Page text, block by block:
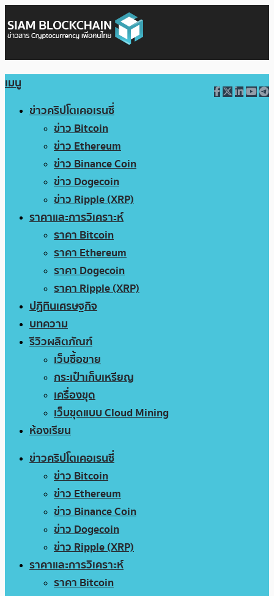
เมนู
ข่าวคริปโตเคอเรนซี่
ข่าว Bitcoin
ข่าว Ethereum
ข่าว Binance Coin
ข่าว Dogecoin
ข่าว Ripple (XRP)
ราคาและการวิเคราะห์
ราคา Bitcoin
ราคา Ethereum
ราคา Dogecoin
ราคา Ripple (XRP)
ปฏิทินเศรษฐกิจ
บทความ
รีวิวผลิตภัณฑ์
เว็บซื้อขาย
กระเป๋าเก็บเหรียญ
เครื่องขุด
เว็บขุดแบบ Cloud Mining
ห้องเรียน
ข่าวคริปโตเคอเรนซี่
ข่าว Bitcoin
ข่าว Ethereum
ข่าว Binance Coin
ข่าว Dogecoin
ข่าว Ripple (XRP)
ราคาและการวิเคราะห์
ราคา Bitcoin